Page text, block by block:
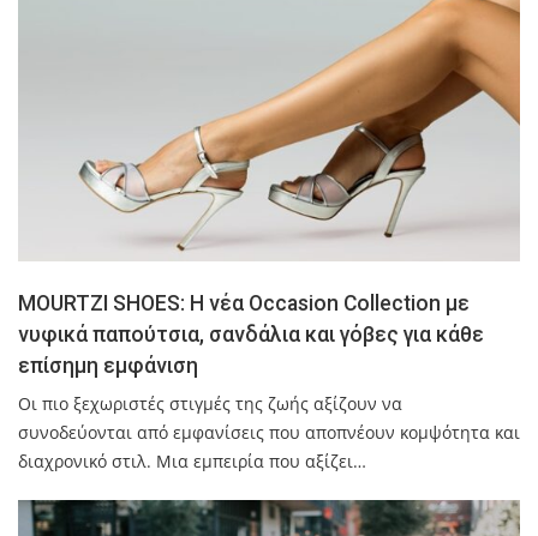
MOURTZI SHOES: Η νέα Occasion Collection με
νυφικά παπούτσια, σανδάλια και γόβες για κάθε
επίσημη εμφάνιση
Οι πιο ξεχωριστές στιγμές της ζωής αξίζουν να
συνοδεύονται από εμφανίσεις που αποπνέουν κομψότητα και
διαχρονικό στιλ. Μια εμπειρία που αξίζει…